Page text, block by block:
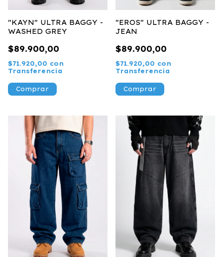
"KAYN" ULTRA BAGGY -
WASHED GREY
$89.900,00
$71.920,00 con
Transferencia
Comprar
"EROS" ULTRA BAGGY -
JEAN
$89.900,00
$71.920,00 con
Transferencia
Comprar